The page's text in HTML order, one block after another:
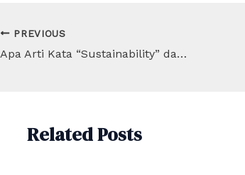
Post
navigation
PREVIOUS
Apa Arti Kata “Sustainability” dalam Kehidupan Sehari-hari?
Related Posts